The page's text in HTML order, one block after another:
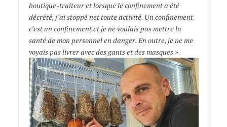
boutique-traiteur et lorsque le confinement a été
décrété, j’ai stoppé net toute activité. Un confinement
c’est un confinement et je ne voulais pas mettre la
santé de mon personnel en danger. En outre, je ne me
voyais pas livrer avec des gants et des masques ».